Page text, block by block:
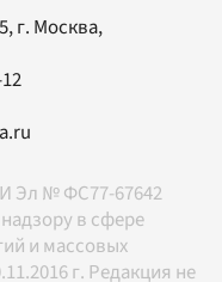
, г. Москва,
Эл № ФС77-67642
в сфере
и массовых
г. Редакция не